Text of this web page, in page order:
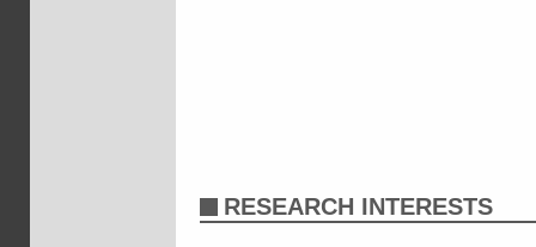
RESEARCH INTERESTS